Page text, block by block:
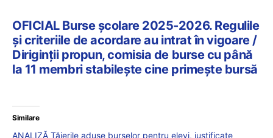
OFICIAL Burse școlare 2025-2026. Regulile
și criteriile de acordare au intrat în vigoare /
Diriginții propun, comisia de burse cu până
la 11 membri stabilește cine primește bursă
Similare
ANALIZĂ Tăierile aduse burselor pentru elevi, justificate